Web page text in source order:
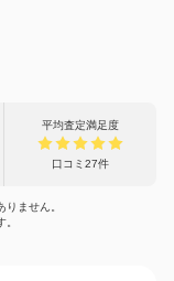
平均査定満足度
口コミ27件
ません。